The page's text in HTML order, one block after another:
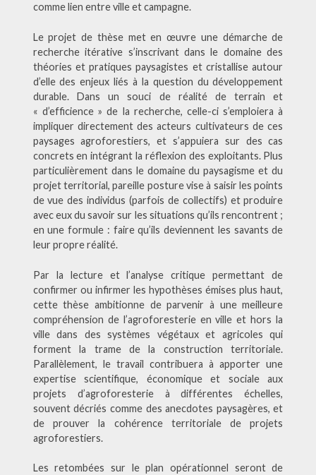
comme lien entre ville et campagne.
Le projet de thèse met en œuvre une démarche de
recherche itérative s’inscrivant dans le domaine des
théories et pratiques paysagistes et cristallise autour
d’elle des enjeux liés à la question du développement
durable. Dans un souci de réalité de terrain et
« d’efficience » de la recherche, celle-ci s’emploiera à
impliquer directement des acteurs cultivateurs de ces
paysages agroforestiers, et s’appuiera sur des cas
concrets en intégrant la réflexion des exploitants. Plus
particulièrement dans le domaine du paysagisme et du
projet territorial, pareille posture vise à saisir les points
de vue des individus (parfois de collectifs) et produire
avec eux du savoir sur les situations qu’ils rencontrent ;
en une formule : faire qu’ils deviennent les savants de
leur propre réalité.
Par la lecture et l’analyse critique permettant de
confirmer ou infirmer les hypothèses émises plus haut,
cette thèse ambitionne de parvenir à une meilleure
compréhension de l’agroforesterie en ville et hors la
ville dans des systèmes végétaux et agricoles qui
forment la trame de la construction territoriale.
Parallèlement, le travail contribuera à apporter une
expertise scientifique, économique et sociale aux
projets d’agroforesterie à différentes échelles,
souvent décriés comme des anecdotes paysagères, et
de prouver la cohérence territoriale de projets
agroforestiers.
Les retombées sur le plan opérationnel seront de